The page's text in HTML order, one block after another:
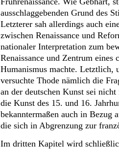
ausschlaggebenden Grund des
Letzterer sah allerdings auch
zwischen Renaissance und
nationaler Interpretation zum
Renaissance und Zentrum eines
Humanismus machte. Letztlich,
versuchte Thode nämlich die
an der deutschen Kunst sei
die Kunst des 15. und 16.
bekanntermaßen auch in Bezug
die sich in Abgrenzung zur
Im dritten Kapitel wird